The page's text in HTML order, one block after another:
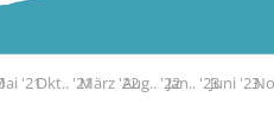
'21Okt.. '21März '22Aug.. '22Jan.. '23Juni '23